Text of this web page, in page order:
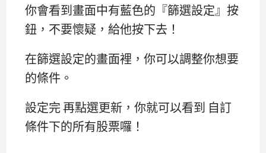
你會看到畫面中有藍色的『篩選設定』按
鈕，不要懷疑，給他按下去！
在篩選設定的畫面裡，你可以調整你想要
的條件。
設定完 再點選更新，你就可以看到 自訂
條件下的所有股票囉！